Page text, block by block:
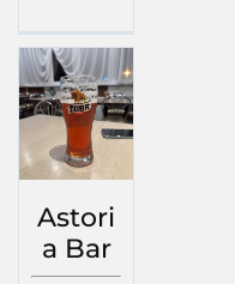
Astori
a Bar